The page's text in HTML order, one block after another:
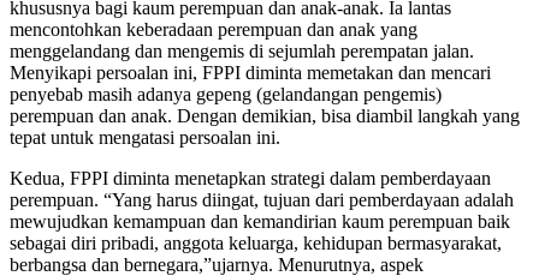
khususnya bagi kaum perempuan dan anak-anak. Ia lantas
mencontohkan keberadaan perempuan dan anak yang
menggelandang dan mengemis di sejumlah perempatan jalan.
Menyikapi persoalan ini, FPPI diminta memetakan dan mencari
penyebab masih adanya gepeng (gelandangan pengemis)
perempuan dan anak. Dengan demikian, bisa diambil langkah yang
tepat untuk mengatasi persoalan ini.
Kedua, FPPI diminta menetapkan strategi dalam pemberdayaan
perempuan. “Yang harus diingat, tujuan dari pemberdayaan adalah
mewujudkan kemampuan dan kemandirian kaum perempuan baik
sebagai diri pribadi, anggota keluarga, kehidupan bermasyarakat,
berbangsa dan bernegara,”ujarnya. Menurutnya, aspek